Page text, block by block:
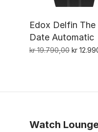
Edox Delfin
Date Automatic
kr19.790,00 kr
Watch